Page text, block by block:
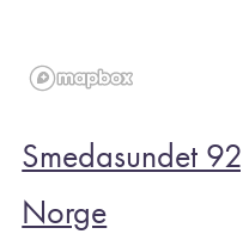
Smedasundet
Norge